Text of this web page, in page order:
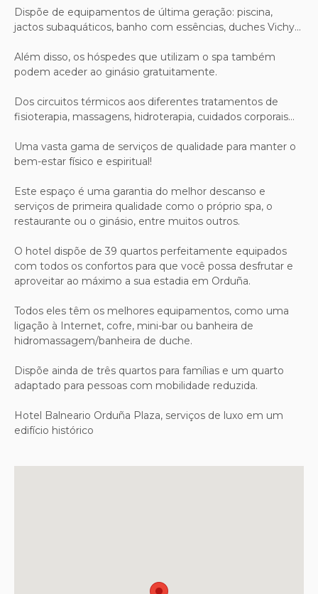
Dispõe de equipamentos de última geração: piscina,
jactos subaquáticos, banho com essências, duches Vichy...
Além disso, os hóspedes que utilizam o spa também
podem aceder ao ginásio gratuitamente.
Dos circuitos térmicos aos diferentes tratamentos de
fisioterapia, massagens, hidroterapia, cuidados corporais...
Uma vasta gama de serviços de qualidade para manter o
bem-estar físico e espiritual!
Este espaço é uma garantia do melhor descanso e
serviços de primeira qualidade como o próprio spa, o
restaurante ou o ginásio, entre muitos outros.
O hotel dispõe de 39 quartos perfeitamente equipados
com todos os confortos para que você possa desfrutar e
aproveitar ao máximo a sua estadia em Orduña.
Todos eles têm os melhores equipamentos, como uma
ligação à Internet, cofre, mini-bar ou banheira de
hidromassagem/banheira de duche.
Dispõe ainda de três quartos para famílias e um quarto
adaptado para pessoas com mobilidade reduzida.
Hotel Balneario Orduña Plaza, serviços de luxo em um
edifício histórico